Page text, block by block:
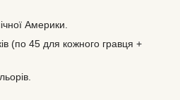
Америки.
(по 45 для кожного гравця +